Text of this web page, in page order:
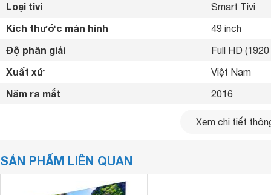
Loại tivi Smart Tivi
Kích thước màn hình 49 inch
Độ phân giải Full HD
Xuất xứ Việt Nam
Năm ra mắt 2016
Không
Cổng HDMI
Xem chi tiết
SẢN PHẨM LIÊN QUAN